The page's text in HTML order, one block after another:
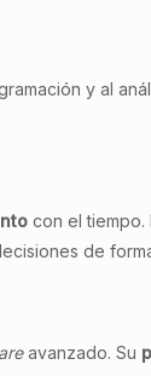
y al
con el tiempo.
de
avanzado. Su